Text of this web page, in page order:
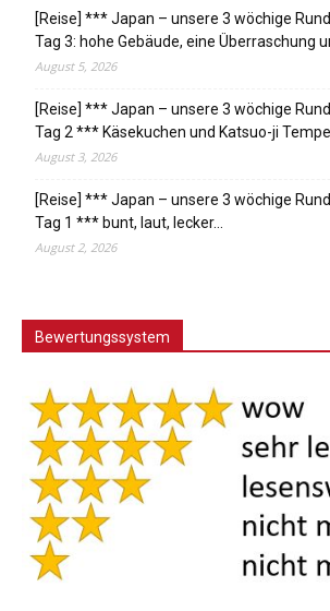
[Reise] *** Japan – unsere 3 wöchige
Tag 3: hohe Gebäude, eine Überraschung
August 5, 2026
[Reise] *** Japan – unsere 3 wöchige
Tag 2 *** Käsekuchen und Katsuo-ji
August 3, 2026
[Reise] *** Japan – unsere 3 wöchige
Tag 1 *** bunt, laut, lecker…
August 2, 2026
Bewertungssystem